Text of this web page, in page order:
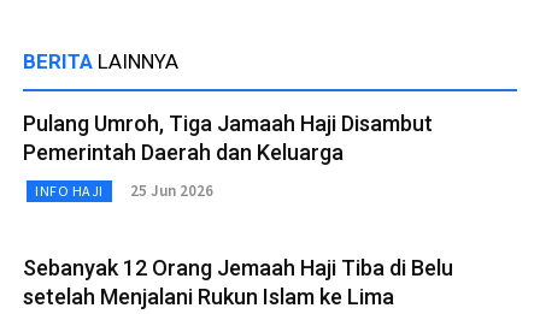
BERITA LAINNYA
Pulang Umroh, Tiga Jamaah Haji Disambut
Pemerintah Daerah dan Keluarga
INFO HAJI 25 Jun 2026
Sebanyak 12 Orang Jemaah Haji Tiba di Belu
setelah Menjalani Rukun Islam ke Lima